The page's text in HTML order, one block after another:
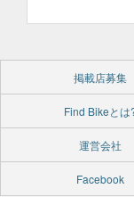
掲載店募集
Find Bikeとは
運営会社
Facebook